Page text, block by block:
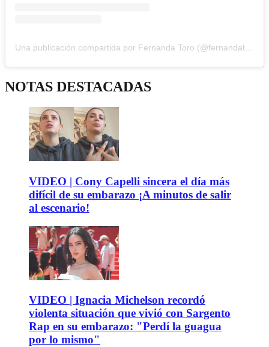
Una publicación compartida por Fernanda Toro (@fernandatoro_a)
NOTAS DESTACADAS
VIDEO | Cony Capelli sincera el día más
difícil de su embarazo ¡A minutos de salir
al escenario!
VIDEO | Ignacia Michelson recordó
violenta situación que vivió con Sargento
Rap en su embarazo: "Perdí la guagua
por lo mismo"